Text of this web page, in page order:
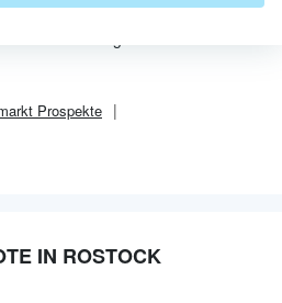
Prospekte
IN ROSTOCK